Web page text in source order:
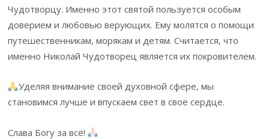
Чудотворцу. Именно этот святой пользуется особым
доверием и любовью верующих. Ему молятся о помощи
путешественникам, морякам и детям. Считается, что
именно Николай Чудотворец является их покровителем.
Уделяя внимание своей духовной сфере, мы
становимся лучше и впускаем свет в свое сердце.
Слава Богу за всё!